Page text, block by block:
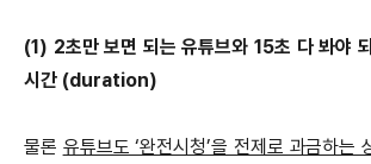
(1) 2초만 보면 되는 유튜브와 15초 다 봐야
시간 (duration)
물론 유튜브도 ‘완전시청’을 전제로 과금하는